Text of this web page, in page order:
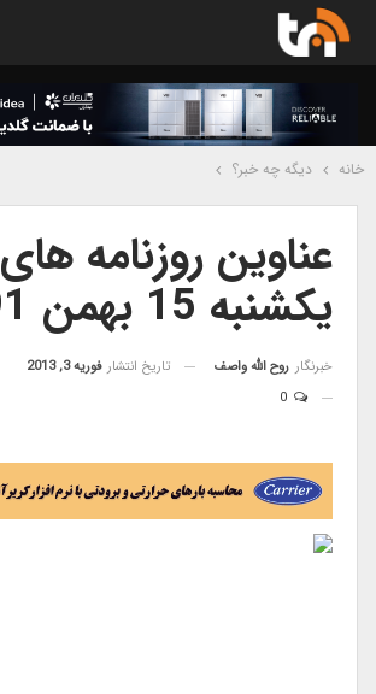
خانه دیگه چه خبر؟
عناوین روزنامه های
یکشنبه 15 بهمن 1391
خبرنگار روح الله واصف تاریخ انتشار فوریه 3, 2013